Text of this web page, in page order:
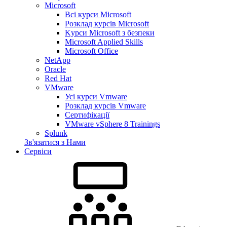
Microsoft
Всі курси Microsoft
Розклад курсів Microsoft
Kyрси Microsoft з безпеки
Microsoft Applied Skills
Microsoft Office
NetApp
Oracle
Red Hat
VMware
Усі курси Vmware
Розклад курсів Vmware
Сертифікації
VMware vSphere 8 Trainings
Splunk
Зв'язатися з Нами
Сервіси